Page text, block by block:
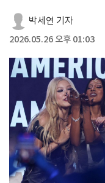
박세연 기자
2026.05.26 오후 01:03